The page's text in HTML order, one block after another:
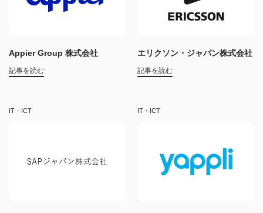
Appier Group 株式会社
記事を読む
エリクソン・ジャパン株式会社
記事を読む
IT・ICT IT・ICT